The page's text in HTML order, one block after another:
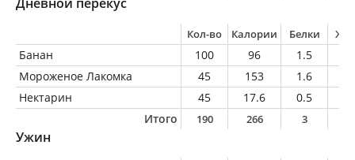
Кол-во Калории Белки
Банан 100 96 1.5
Мороженое Лакомка
45 153 1.6
Нектарин
45 17.6 0.5
Итого
190 266 3
Ужин